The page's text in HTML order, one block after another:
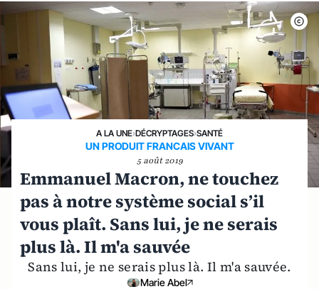
A LA UNE›DÉCRYPTAGES›SANTÉ
UN PRODUIT FRANCAIS VIVANT
5 août 2019
Emmanuel Macron, ne touchez
pas à notre système social s’il
vous plaît. Sans lui, je ne serais
plus là. Il m'a sauvée
Sans lui, je ne serais plus là. Il m'a sauvée.
Marie Abel